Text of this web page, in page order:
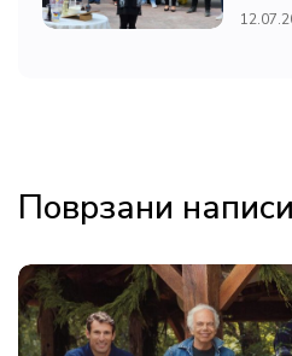
Поврзани написи